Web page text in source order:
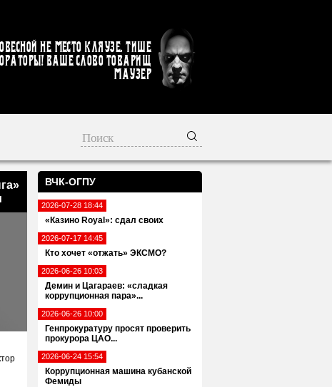
не место кляузе. Тише
ораторы! Ваше слово товарищ
Маузер
ВЧК-ОГПУ
2026-07-28 18:44
«Казино Royal»: сдал своих
2026-07-17 14:45
Кто хочет «отжать» ЭКСМО?
2026-06-26 10:03
Демин и Цагараев: «сладкая
коррупционная пара»...
2026-06-26 10:00
Генпрокуратуру просят проверить
прокурора ЦАО...
2026-06-24 15:54
Коррупционная машина кубанской
Фемиды